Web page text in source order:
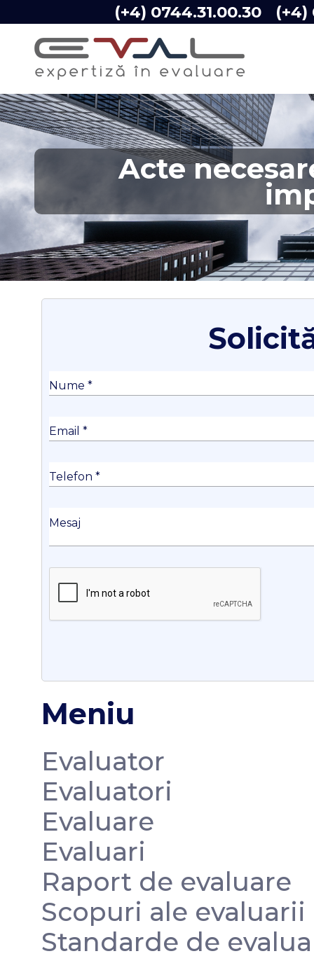
(+4) 0744.31.00.30 (+4)
Acte
Meniu
Evaluator
Evaluatori
Evaluare
Evaluari
Raport de evaluare
Scopuri ale evaluarii
Standarde de